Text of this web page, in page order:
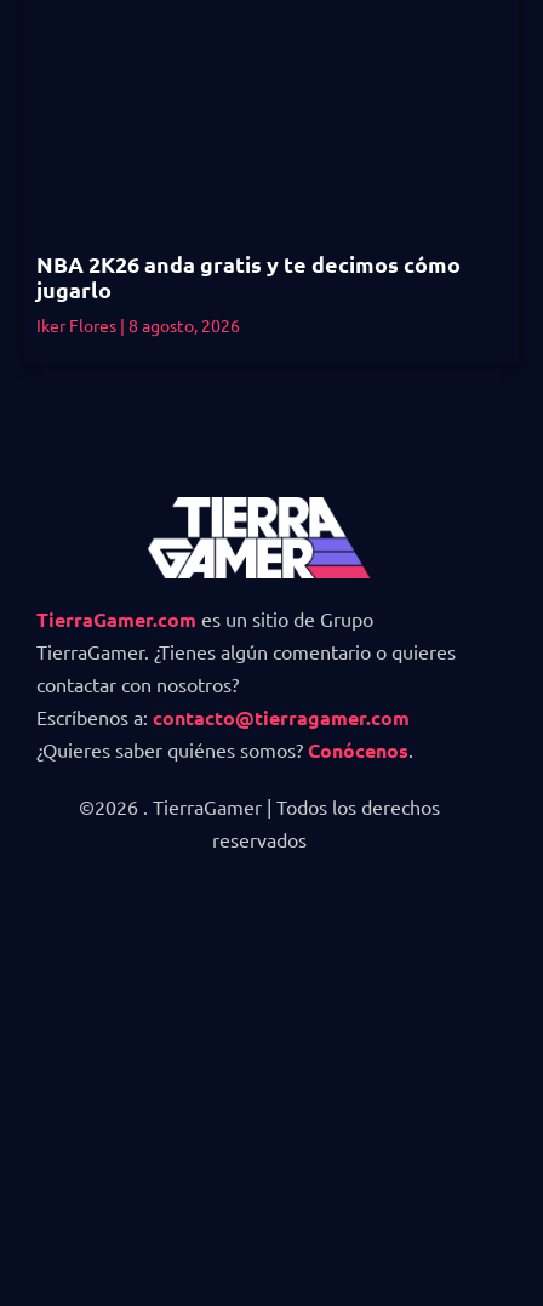
NBA 2K26 anda gratis y te decimos cómo
jugarlo
Iker Flores 8 agosto, 2026
TierraGamer.com es un sitio de Grupo
TierraGamer. ¿Tienes algún comentario o quieres
contactar con nosotros?
Escríbenos a: contacto@tierragamer.com
¿Quieres saber quiénes somos? Conócenos
©2026 . TierraGamer | Todos los derechos
reservados